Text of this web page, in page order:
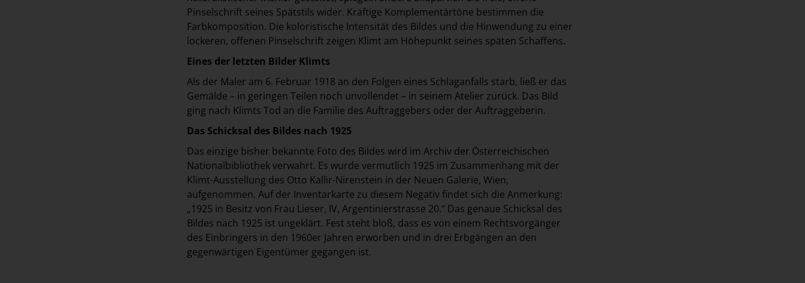
Pinselschrift seines Spätstils wider. Kräftige Komplementärtöne bestimmen die
Farbkomposition. Die koloristische Intensität des Bildes und die Hinwendung zu einer
lockeren, offenen Pinselschrift zeigen Klimt am Höhepunkt seines späten Schaffens.
Eines der letzten Bilder Klimts
Als der Maler am 6. Februar 1918 an den Folgen eines Schlaganfalls starb, ließ er das
Gemälde – in geringen Teilen noch unvollendet – in seinem Atelier zurück. Das Bild
ging nach Klimts Tod an die Familie des Auftraggebers oder der Auftraggeberin.
Das Schicksal des Bildes nach 1925
Das einzige bisher bekannte Foto des Bildes wird im Archiv der Österreichischen
Nationalbibliothek verwahrt. Es wurde vermutlich 1925 im Zusammenhang mit der
Klimt-Ausstellung des Otto Kallir-Nirenstein in der Neuen Galerie, Wien,
aufgenommen. Auf der Inventarkarte zu diesem Negativ findet sich die Anmerkung:
„1925 in Besitz von Frau Lieser, IV, Argentinierstrasse 20.“ Das genaue Schicksal des
Bildes nach 1925 ist ungeklärt. Fest steht bloß, dass es von einem Rechtsvorgänger
des Einbringers in den 1960er Jahren erworben und in drei Erbgängen an den
gegenwärtigen Eigentümer gegangen ist.